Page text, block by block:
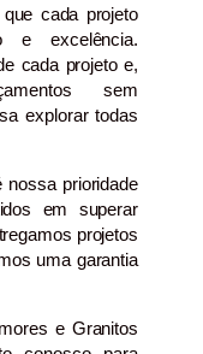
cada projeto
e excelência.
cada projeto e,
sem
explorar todas
nossa prioridade
em superar
projetos
uma garantia
e Granitos